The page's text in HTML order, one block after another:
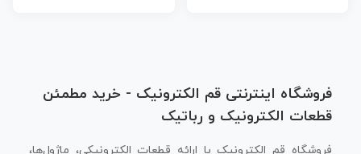
فروشگاه اینترنتی قم الکترونیک - خرید مطمئن
قطعات الکترونیک و رباتیک
فروشگاه قم الکترونیک با ارائه قطعات الکترونیکی، ماژول‌ها،